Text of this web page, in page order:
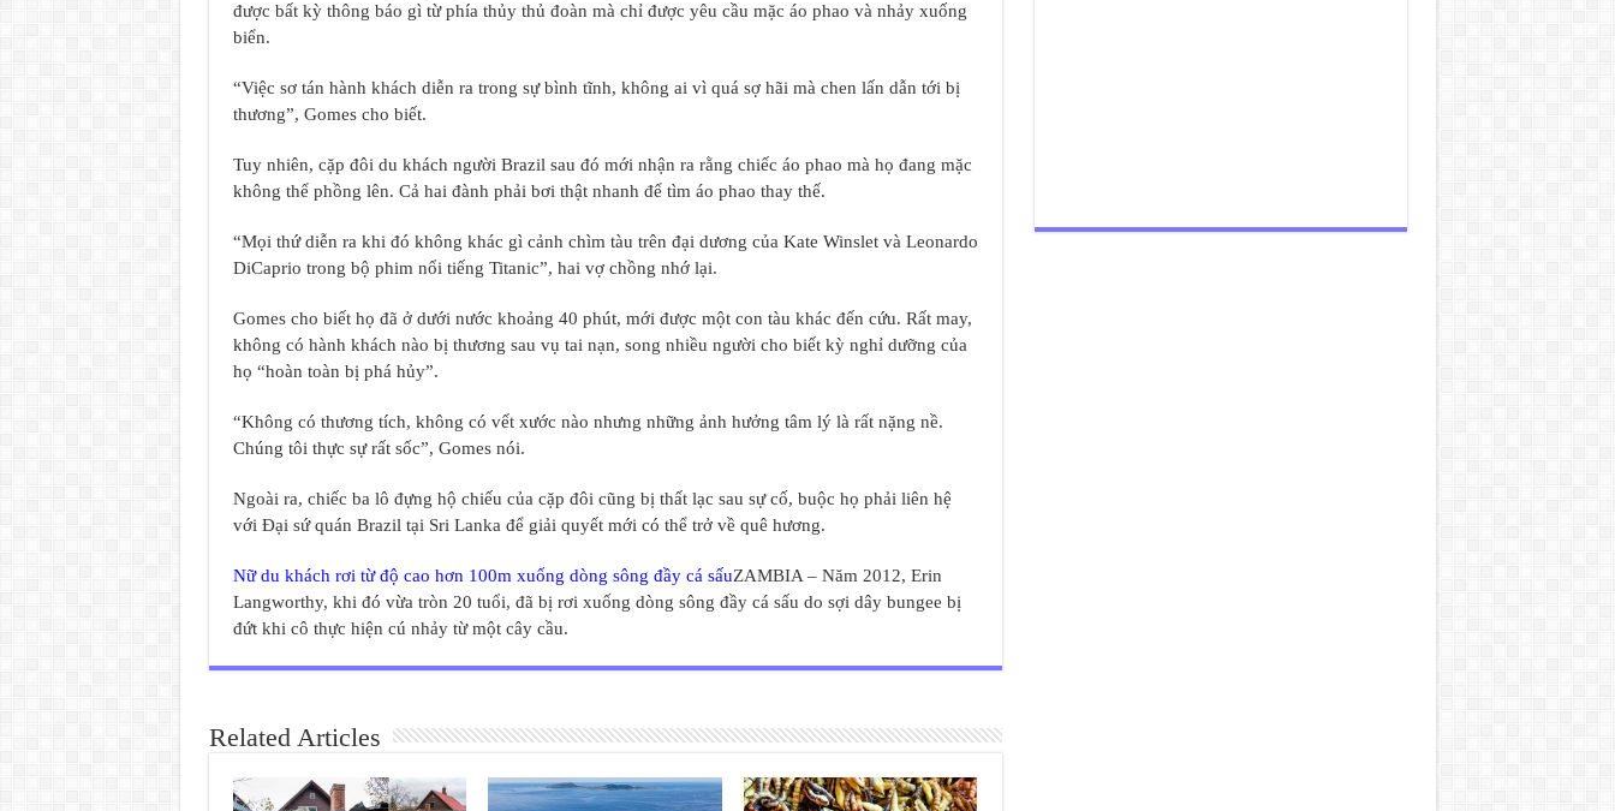
được bất kỳ thông báo gì từ phía thủy thủ đoàn mà chỉ được yêu cầu mặc áo phao và nhảy xuống
biển.
“Việc sơ tán hành khách diễn ra trong sự bình tĩnh, không ai vì quá sợ hãi mà chen lấn dẫn tới bị
thương”, Gomes cho biết.
Tuy nhiên, cặp đôi du khách người Brazil sau đó mới nhận ra rằng chiếc áo phao mà họ đang mặc
không thể phồng lên. Cả hai đành phải bơi thật nhanh để tìm áo phao thay thế.
“Mọi thứ diễn ra khi đó không khác gì cảnh chìm tàu ​​trên đại dương của Kate Winslet và Leonardo
DiCaprio trong bộ phim nổi tiếng Titanic”, hai vợ chồng nhớ lại.
Gomes cho biết họ đã ở dưới nước khoảng 40 phút, mới được một con tàu khác đến cứu. Rất may,
không có hành khách nào bị thương sau vụ tai nạn, song nhiều người cho biết kỳ nghỉ dưỡng của
họ “hoàn toàn bị phá hủy”.
“Không có thương tích, không có vết xước nào nhưng những ảnh hưởng tâm lý là rất nặng nề.
Chúng tôi thực sự rất sốc”, Gomes nói.
Ngoài ra, chiếc ba lô đựng hộ chiếu của cặp đôi cũng bị thất lạc sau sự cố, buộc họ phải liên hệ
với Đại sứ quán Brazil tại Sri Lanka để giải quyết mới có thể trở về quê hương.
Nữ du khách rơi từ độ cao hơn 100m xuống dòng sông đầy cá sấuZAMBIA – Năm 2012, Erin
Langworthy, khi đó vừa tròn 20 tuổi, đã bị rơi xuống dòng sông đầy cá sấu do sợi dây bungee bị
đứt khi cô thực hiện cú nhảy từ một cây cầu.
Related Articles